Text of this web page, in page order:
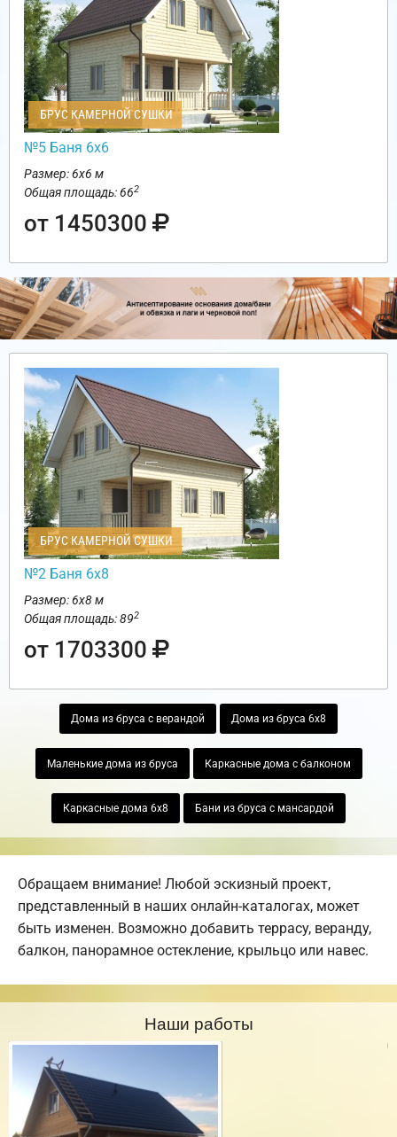
БРУС КАМЕРНОЙ СУШКИ
№5 Баня 6х6
Размер: 6х6 м
Общая площадь: 662
от 1450300
БРУС КАМЕРНОЙ СУШКИ
№2 Баня 6х8
Размер: 6х8 м
Общая площадь: 892
от 1703300
Дома из бруса с верандой Дома из бруса 6х8
Маленькие дома из бруса Каркасные дома с балконом
Каркасные дома 6х8 Бани из бруса с мансардой
Обращаем внимание! Любой эскизный проект,
представленный в наших онлайн-каталогах, может
быть изменен. Возможно добавить террасу, веранду,
балкон, панорамное остекление, крыльцо или навес.
Наши работы